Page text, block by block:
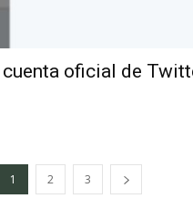
cuenta oficial de
1 2 3